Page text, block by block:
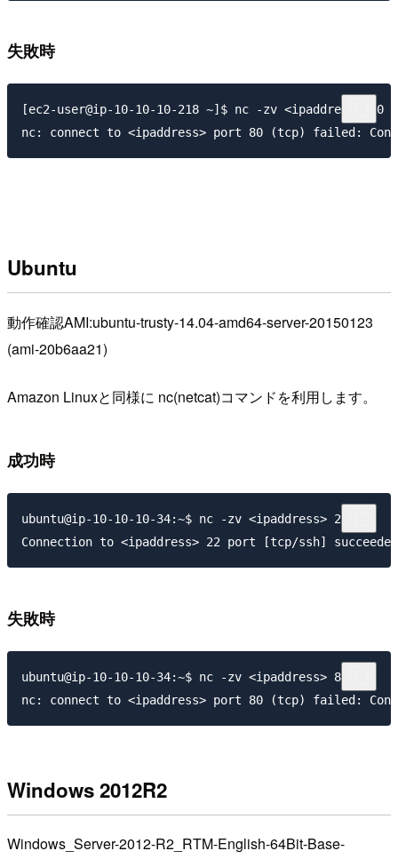
失敗時
[ec2-user@ip-10-10-10-218 ~]$ nc -zv <ipaddress> 80
Ubuntu
動作確認AMI:ubuntu-trusty-14.04-amd64-server-20150123
(ami-20b6aa21)
Amazon Linuxと同様に nc(netcat)コマンドを利用します。
成功時
ubuntu@ip-10-10-10-34:~$ nc -zv <ipaddress> 22
失敗時
ubuntu@ip-10-10-10-34:~$ nc -zv <ipaddress> 80
Windows 2012R2
Windows_Server-2012-R2_RTM-English-64Bit-Base-